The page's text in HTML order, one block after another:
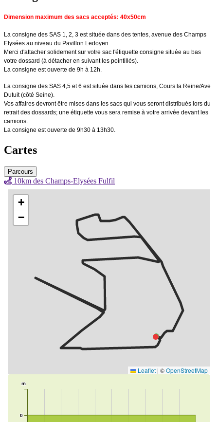
Dimension maximum des sacs acceptés: 40x50cm
La consigne des SAS 1, 2, 3 est située dans des tentes, avenue des Champs
Elysées au niveau du Pavillon Ledoyen
Merci d'attacher solidement sur votre sac l'étiquette consigne située au bas
votre dossard (à détacher en suivant les pointillés).
La consigne est ouverte de 9h à 12h.
La consigne des SAS 4,5 et 6 est située dans les camions, Cours la Reine/Ave
Dutuit (côté Seine).
Vos affaires devront être mises dans les sacs qui vous seront distribués lors du
retrait des dossards; une étiquette vous sera remise à votre arrivée devant les
camions.
La consigne est ouverte de 9h30 à 13h30.
Cartes
Parcours
10km des Champs-Elysées Fulfil